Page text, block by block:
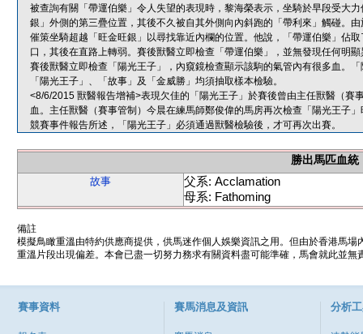
被查詢有關「帶運伯樂」令人失望的表現時，黎海榮表示，坐騎於早段受大
銀」外側的第三疊位置，其後不久被自其外側向內斜跑的「帶利來」觸碰。
催策坐騎超越「旺金旺銀」以尋找靠近內欄的位置。他說，「帶運伯樂」佔
口，其後在直路上轉弱。賽後獸醫立即檢查「帶運伯樂」，並無發現任何明
賽後獸醫立即檢查「陽光王子」，內窺鏡檢查顯示該駒的氣管內有很多血。
「陽光王子」、「故事」及「金威勝」均須抽取樣本檢驗。
<8/6/2015 獸醫報告增補>表現欠佳的「陽光王子」於賽後曾由主任獸醫（賽
血。主任獸醫（賽事管制）今晨在練馬師鄭俊偉的馬房再次檢查「陽光王子
競賽事件報告所述，「陽光王子」必須通過獸醫檢驗後，才可再次出賽。
勝出馬匹血統
故事
父系: Acclamation
母系: Fathoming
備註
模擬鳥瞰重溫由特約供應商提供，供馬迷作個人娛樂資訊之用。但由於香港馬
重溫片段出現偏差。本會已盡一切努力務求有關資料盡可能準確，馬會就此並
賽事資料 賽馬消息及資訊 分析